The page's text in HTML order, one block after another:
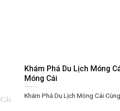
Khám Phá Du Lịch Móng
Móng Cái
Khám Phá Du Lịch Móng Cái